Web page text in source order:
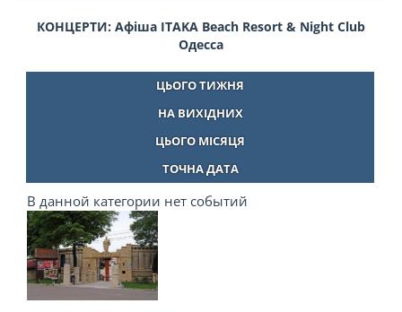
КОНЦЕРТИ: Афіша ITAKA Beach Resort & Night Club
Одесса
ЦЬОГО ТИЖНЯ
НА ВИХІДНИХ
ЦЬОГО МІСЯЦЯ
ТОЧНА ДАТА
В данной категории нет событий